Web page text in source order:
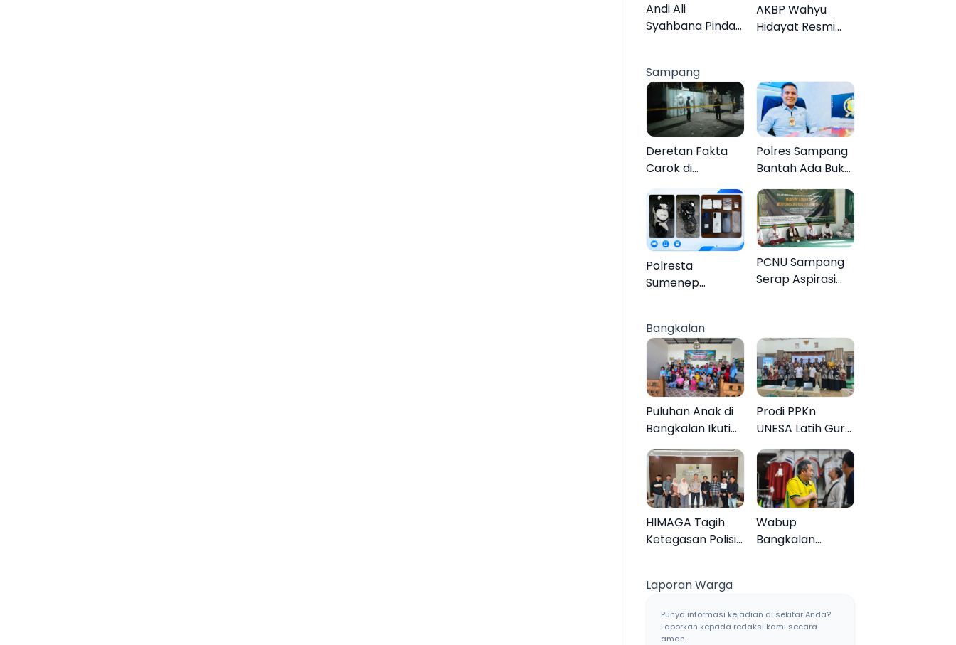
Lebih Jelas
Organisasi
Andi Ali
Syahbana Pindah
AKBP Wahyu
Hidayat Resmi
Disambut Tradisi
Gerbang Pora
Sampang
Deretan Fakta
Carok di
60 Tahun Duel
Melawan 2 Pria
Polres Sampang
Bantah Ada Bukti
Kasus Rudapaksa
Anak 27
Tersangka
Polresta
Sumenep
Sampang, Tiga
Pengedar
Ditangkap
PCNU Sampang
Serap Aspirasi
Bangkalan
Puluhan Anak di
Bangkalan Ikuti
Lomba Mewarnai
Bertema Liburan
Keluarga
Prodi PPKn
UNESA Latih Guru
PPKn Bangkalan
dengan
Pembelajaran
Inovasi Teknologi
HIMAGA Tagih
Ketegasan Polisi
Galis Bangkalan
Wabup
Bangkalan
Ketiban Berkah
Laporan Warga
Punya informasi kejadian di sekitar Anda?
Laporkan kepada redaksi kami secara
aman.